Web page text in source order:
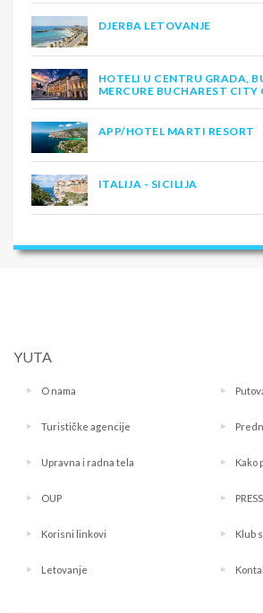
DJERBA LETOVANJE
HOTELI U CENTRU GRADA,
MERCURE BUCHAREST CITY
APP/HOTEL MARTI RESORT
ITALIJA - SICILIJA
YUTA
O nama
Turističke agencije
Upravna i radna tela Kako
OUP
Korisni linkovi Klub
Letovanje